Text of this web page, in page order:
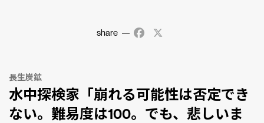
share Facebook
長生炭鉱
水中探検家「崩れる可能性は否定でき
ない。難易度は100。でも、悲しいま